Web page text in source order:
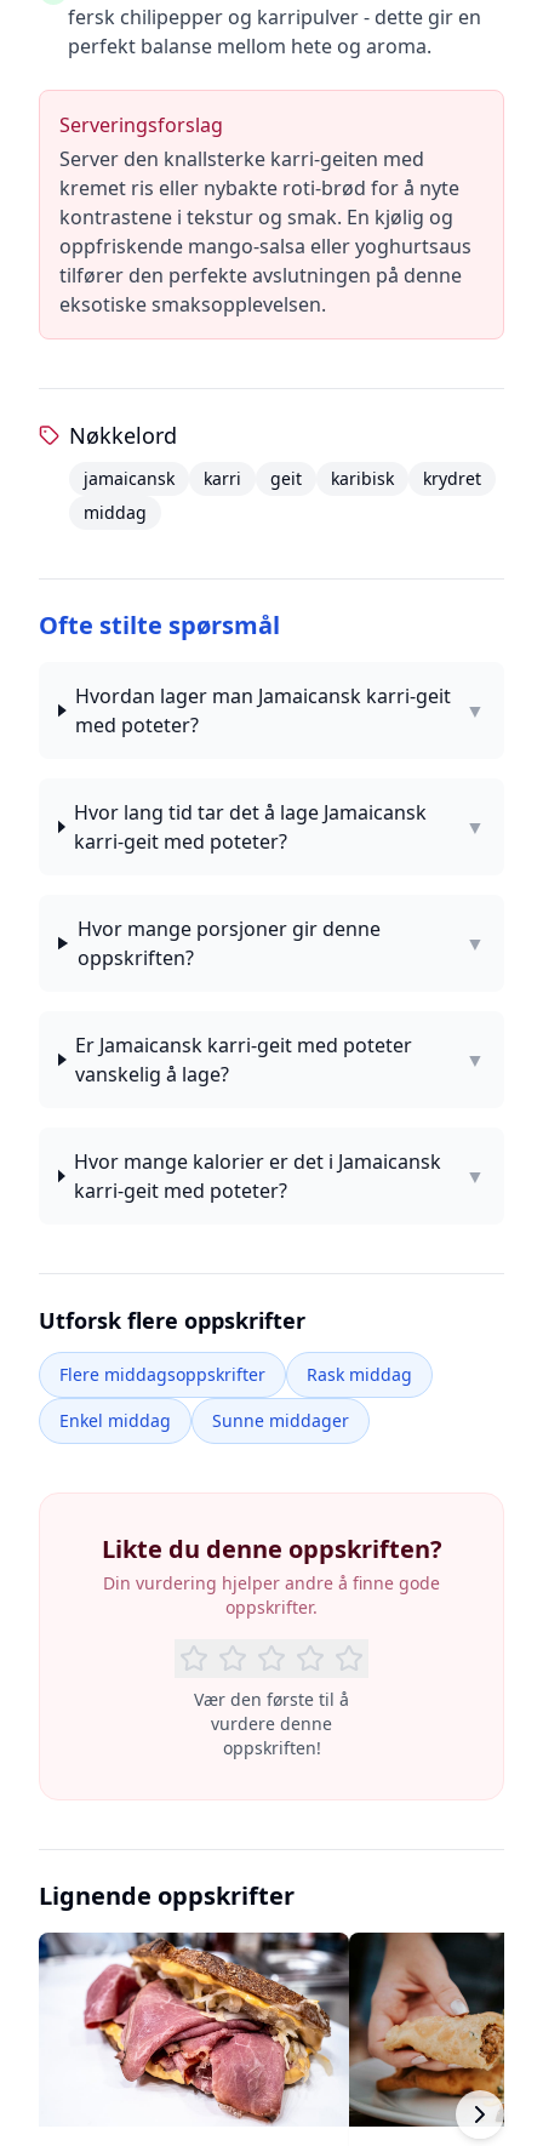
fersk chilipepper og karripulver - dette gir en
perfekt balanse mellom hete og aroma.
Serveringsforslag
Server den knallsterke karri-geiten med
kremet ris eller nybakte roti-brød for å nyte
kontrastene i tekstur og smak. En kjølig og
oppfriskende mango-salsa eller yoghurtsaus
tilfører den perfekte avslutningen på denne
eksotiske smaksopplevelsen.
Nøkkelord
jamaicansk karri geit karibisk
krydret
middag
Ofte stilte spørsmål
Hvordan lager man Jamaicansk karri-geit
med poteter?
▼
Hvor lang tid tar det å lage Jamaicansk
karri-geit med poteter?
▼
Hvor mange porsjoner gir denne
oppskriften?
▼
Er Jamaicansk karri-geit med poteter
vanskelig å lage?
▼
Hvor mange kalorier er det i Jamaicansk
karri-geit med poteter?
▼
Utforsk flere oppskrifter
Flere middagsoppskrifter
Rask middag
Enkel middag
Sunne middager
Likte du denne oppskriften?
Din vurdering hjelper andre å finne gode
oppskrifter.
Vær den første til å
vurdere denne
oppskriften!
Lignende oppskrifter